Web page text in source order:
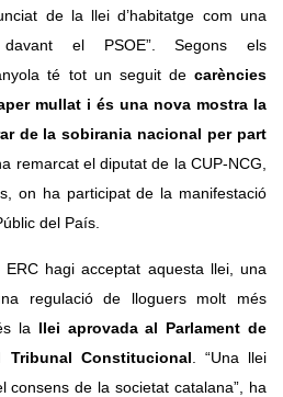
de la llei d’habitatge com una
davant el PSOE”. Segons els
té tot un seguit de carències
mullat i és una nova mostra la
de la sobirania nacional per part
remarcat el diputat de la CUP-NCG,
on ha participat de la manifestació
del País.
hagi acceptat aquesta llei, una
regulació de lloguers molt més
la llei aprovada al Parlament de
Constitucional . “Una llei
consens de la societat catalana”, ha